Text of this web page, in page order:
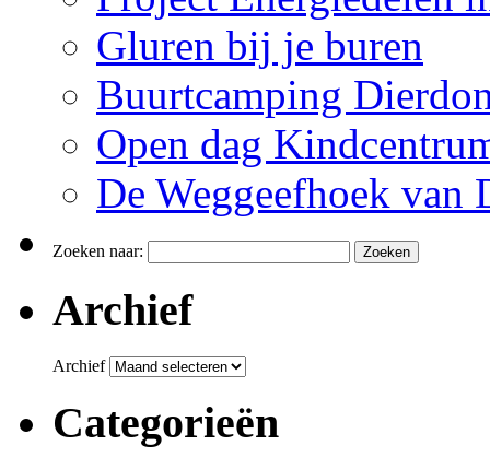
Gluren bij je buren
Buurtcamping
Open dag
De Weggeefhoek van
Zoeken naar:
Archief
Archief
Categorieën